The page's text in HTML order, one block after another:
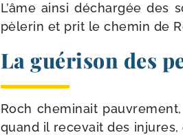
L’âme ain­si déchar­gée
pèle­rin et prit le che­min de
La guérison des
Roch che­mi­nait
quand il rece­vait des